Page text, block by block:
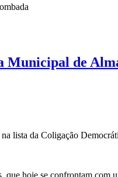
Municipal de
lista da Coligação
que hoje se confrontam